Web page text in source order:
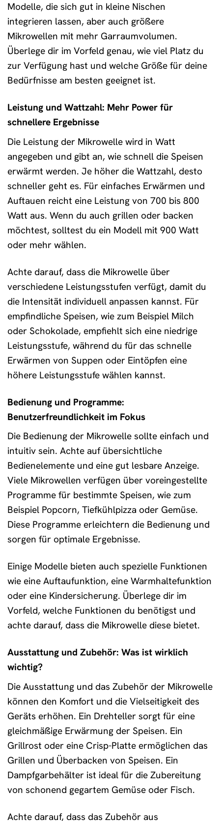
Modelle, die sich gut in kleine Nischen
integrieren lassen, aber auch größere
Mikrowellen mit mehr Garraumvolumen.
Überlege dir im Vorfeld genau, wie viel Platz du
zur Verfügung hast und welche Größe für deine
Bedürfnisse am besten geeignet ist.
Leistung und Wattzahl: Mehr Power für
schnellere Ergebnisse
Die Leistung der Mikrowelle wird in Watt
angegeben und gibt an, wie schnell die Speisen
erwärmt werden. Je höher die Wattzahl, desto
schneller geht es. Für einfaches Erwärmen und
Auftauen reicht eine Leistung von 700 bis 800
Watt aus. Wenn du auch grillen oder backen
möchtest, solltest du ein Modell mit 900 Watt
oder mehr wählen.
Achte darauf, dass die Mikrowelle über
verschiedene Leistungsstufen verfügt, damit du
die Intensität individuell anpassen kannst. Für
empfindliche Speisen, wie zum Beispiel Milch
oder Schokolade, empfiehlt sich eine niedrige
Leistungsstufe, während du für das schnelle
Erwärmen von Suppen oder Eintöpfen eine
höhere Leistungsstufe wählen kannst.
Bedienung und Programme:
Benutzerfreundlichkeit im Fokus
Die Bedienung der Mikrowelle sollte einfach und
intuitiv sein. Achte auf übersichtliche
Bedienelemente und eine gut lesbare Anzeige.
Viele Mikrowellen verfügen über voreingestellte
Programme für bestimmte Speisen, wie zum
Beispiel Popcorn, Tiefkühlpizza oder Gemüse.
Diese Programme erleichtern die Bedienung und
sorgen für optimale Ergebnisse.
Einige Modelle bieten auch spezielle Funktionen
wie eine Auftaufunktion, eine Warmhaltefunktion
oder eine Kindersicherung. Überlege dir im
Vorfeld, welche Funktionen du benötigst und
achte darauf, dass die Mikrowelle diese bietet.
Ausstattung und Zubehör: Was ist wirklich
wichtig?
Die Ausstattung und das Zubehör der Mikrowelle
können den Komfort und die Vielseitigkeit des
Geräts erhöhen. Ein Drehteller sorgt für eine
gleichmäßige Erwärmung der Speisen. Ein
Grillrost oder eine Crisp-Platte ermöglichen das
Grillen und Überbacken von Speisen. Ein
Dampfgarbehälter ist ideal für die Zubereitung
von schonend gegartem Gemüse oder Fisch.
Achte darauf, dass das Zubehör aus